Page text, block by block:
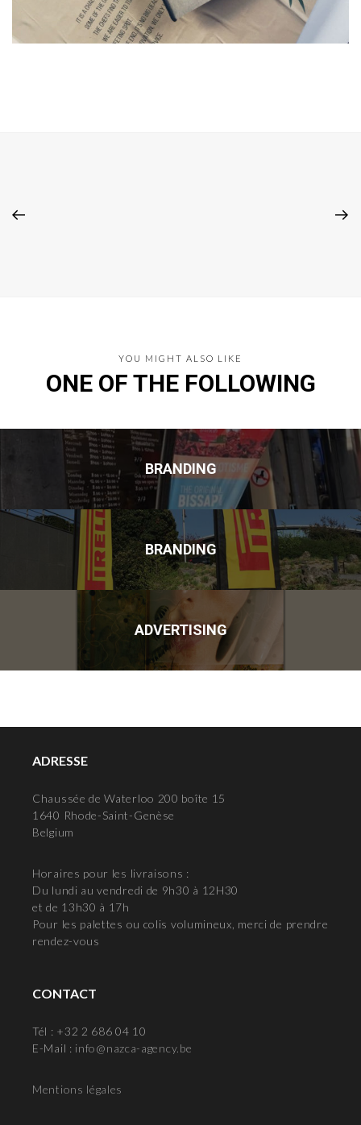
YOU MIGHT ALSO LIKE
ONE OF THE FOLLOWING
BRANDING
BRANDING
ADVERTISING
ADRESSE
Chaussée de Waterloo 200 boîte 15
1640 Rhode-Saint-Genèse
Belgium
Horaires pour les livraisons :
Du lundi au vendredi de 9h30 à 12H30
et de 13h30 à 17h
Pour les palettes ou colis volumineux, merci de prendre
rendez-vous
CONTACT
Tél : +32 2 686 04 10
E-Mail : info@nazca-agency.be
Mentions légales